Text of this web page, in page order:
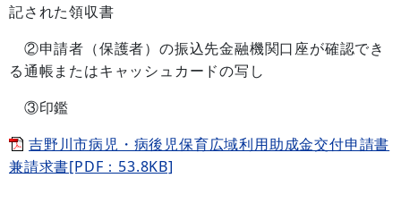
記された領収書
②申請者（保護者）の振込先金融機関口座が確認でき
る通帳またはキャッシュカードの写し
③印鑑
吉野川市病児・病後児保育広域利用助成金交付申請書
兼請求書[PDF：53.8KB]